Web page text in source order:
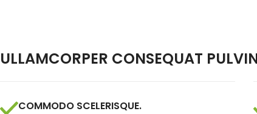
ULLAMCORPER CONSEQUAT
COMMODO SCELERISQUE.